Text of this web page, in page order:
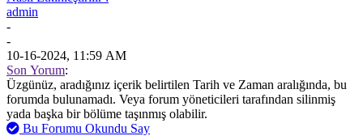
admin
-
-
10-16-2024, 11:59 AM
Son Yorum:
Üzgünüz, aradığınız içerik belirtilen Tarih ve Zaman aralığında, bu
forumda bulunamadı. Veya forum yöneticileri tarafından silinmiş
yada başka bir bölüme taşınmış olabilir.
Bu Forumu Okundu Say